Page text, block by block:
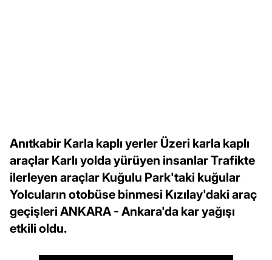
Anıtkabir Karla kaplı yerler Üzeri karla kaplı
araçlar Karlı yolda yürüyen insanlar Trafikte
ilerleyen araçlar Kuğulu Park'taki kuğular
Yolcuların otobüse binmesi Kızılay'daki araç
geçişleri ANKARA - Ankara'da kar yağışı
etkili oldu.